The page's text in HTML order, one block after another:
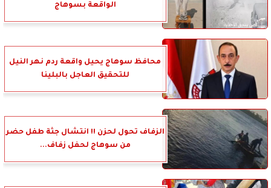
الواقعة بسوهاج
محافظ سوهاج يحيل واقعة ردم نهر النيل
للتحقيق العاجل بالبلينا
الزفاف تحول لحزن !! انتشال جثة طفل حضر
من سوهاج لحفل زفاف...